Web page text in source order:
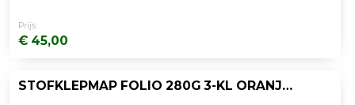
Prijs:
€ 45,00
STOFKLEPMAP FOLIO 280G 3-KL ORANJE/PK50